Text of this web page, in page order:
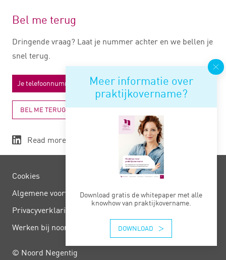
Meer informatie over
praktijkovername?
Download gratis de whitepaper met alle
knowhow van praktijkovername.
DOWNLOAD
Bel me terug
Dringende vraag? Laat je nummer achter en we bellen je
snel terug.
BEL ME TERUG
Read more
Cookies
Algemene voorwaarden
Privacy­verklaring
Werken bij noord negentig
© Noord Negentig